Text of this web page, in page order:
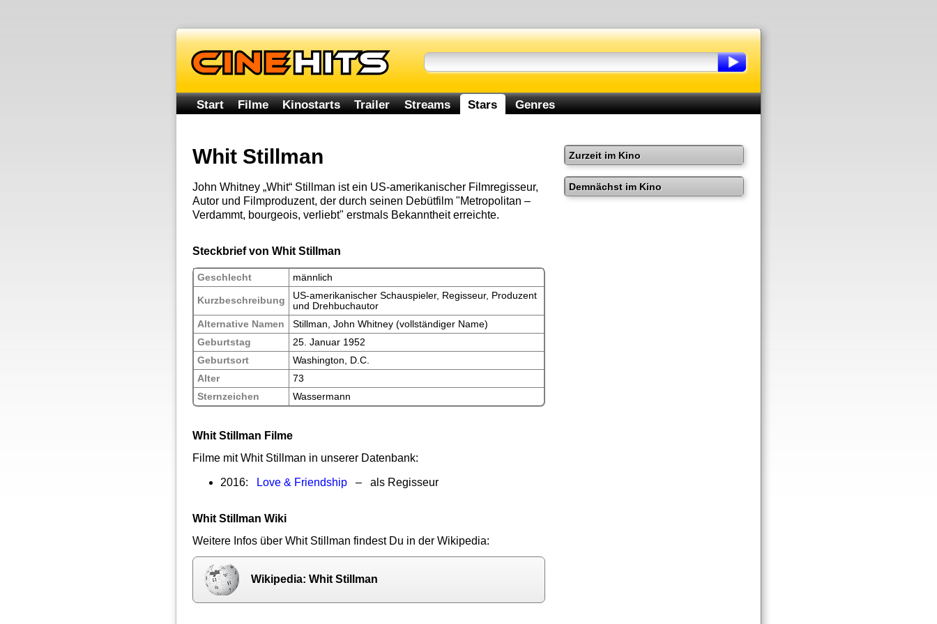
Start Filme Kinostarts Trailer Streams Stars Genres
Whit Stillman
John Whitney „Whit“ Stillman ist ein US-amerikanischer Filmregisseur,
Autor und Filmproduzent, der durch seinen Debütfilm "Metropolitan –
Verdammt, bourgeois, verliebt" erstmals Bekanntheit erreichte.
Steckbrief von Whit Stillman
Geschlecht männlich
Kurzbeschreibung
US-amerikanischer Schauspieler, Regisseur, Produzent
und Drehbuchautor
Alternative Namen
Stillman, John Whitney (vollständiger Name)
Geburtstag
25. Januar 1952
Geburtsort
Washington, D.C.
Alter
73
Sternzeichen
Wassermann
Whit Stillman Filme
Filme mit Whit Stillman in unserer Datenbank:
2016: Love & Friendship – als Regisseur
Whit Stillman Wiki
Weitere Infos über Whit Stillman findest Du in der Wikipedia:
Wikipedia: Whit Stillman
Zurzeit im Kino
Demnächst im Kino